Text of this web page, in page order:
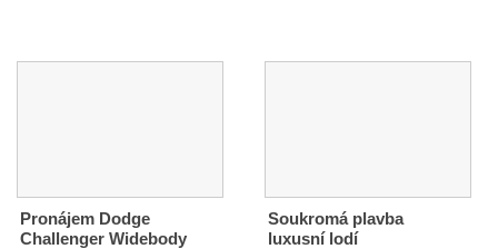
Pronájem Dodge
Challenger Widebody
Soukromá plavba
luxusní lodí